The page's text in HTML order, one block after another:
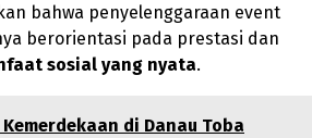
bahwa penyelenggaraan event
berorientasi pada prestasi dan
sosial yang nyata.
di Danau Toba